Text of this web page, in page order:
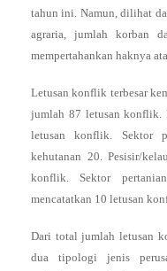
tahun ini. Namun, dilihat
agraria, jumlah korban
mempertahankan haknya
Letusan konflik terbesar
jumlah 87 letusan konflik.
letusan konflik. Sektor
kehutanan 20. Pesisir/
konflik. Sektor
mencatatkan 10 letusan
Dari total jumlah letusan
dua tipologi jenis